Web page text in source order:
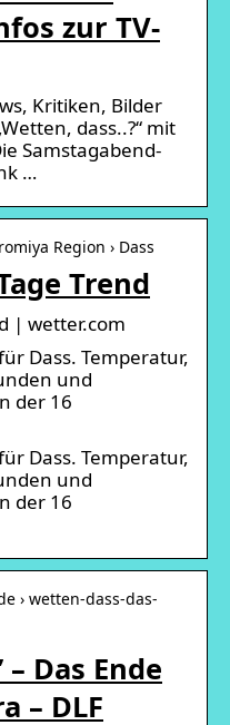
zur TV-
Kritiken, Bilder
dass..?“ mit
Samstagabend-
…
Region › Dass
Trend
| wetter.com
Dass. Temperatur,
und
der 16
Dass. Temperatur,
und
der 16
› wetten-dass-das-
Das Ende
– DLF